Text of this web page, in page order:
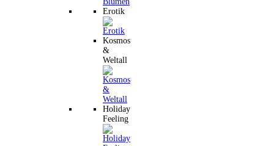
Erotik
Kosmos
&
Weltall
Holiday
Feeling